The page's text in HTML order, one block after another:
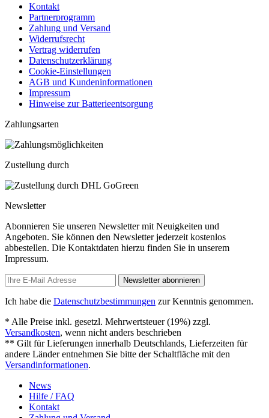
Kontakt
Partnerprogramm
Zahlung und Versand
Widerrufsrecht
Vertrag widerrufen
Datenschutzerklärung
Cookie-Einstellungen
AGB und Kundeninformationen
Impressum
Hinweise zur Batterieentsorgung
Zahlungsarten
Zustellung durch
Newsletter
Abonnieren Sie unseren Newsletter mit Neuigkeiten und
Angeboten. Sie können den Newsletter jederzeit kostenlos
abbestellen. Die Kontaktdaten hierzu finden Sie in unserem
Impressum.
Newsletter abonnieren
Ich habe die Datenschutzbestimmungen zur Kenntnis genommen.
* Alle Preise inkl. gesetzl. Mehrwertsteuer (19%) zzgl.
Versandkosten, wenn nicht anders beschrieben
** Gilt für Lieferungen innerhalb Deutschlands, Lieferzeiten für
andere Länder entnehmen Sie bitte der Schaltfläche mit den
Versandinformationen.
News
Hilfe / FAQ
Kontakt